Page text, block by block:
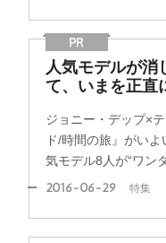
人気モデルが消
て、いまを正直
ジョニー・デップ×
ド/時間の旅』がい
気モデル8人が“ワン
2016-06-29 特集